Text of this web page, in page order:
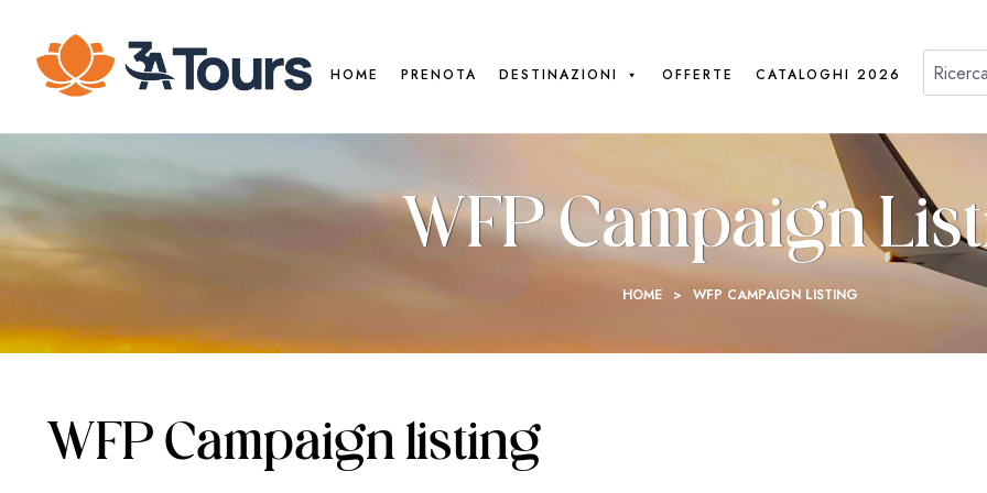
HOME PRENOTA DESTINAZIONI OFFERTE CATALOGHI 2026
WFP Campaign
HOME > WFP CAMPAIGN LISTING
WFP Campaign listing